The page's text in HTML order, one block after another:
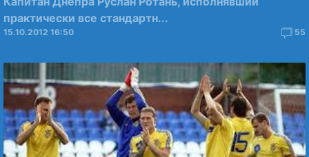
практически все стандартн...
15.10.2012 16:50 55